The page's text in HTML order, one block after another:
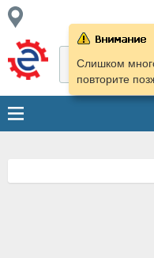
Слишком
повторите